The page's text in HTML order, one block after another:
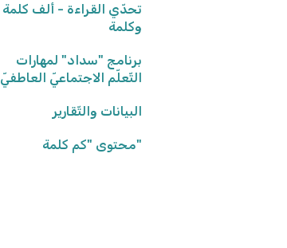
كلاسلينك - ClassLink
تحدّي القراءة - ألف كلمة
وكلمة
نكتب الواقع، نحلّق في
الخيال ٢٠٢٥/٢٠٢٦
كواكب سيّارة ٢٠٢٤/٢٠٢٥
كواكب سيّارة ٢٠٢٣/٢٠٢٤
برنامج "سداد" لمهارات
التّعلّم الاجتماعيّ العاطفيّ
تعريف البرنامج
المشاركة في البرنامج
البيانات والتّقارير
بيانات وتقارير التّلاميذ
"محتوى "كم كلمة